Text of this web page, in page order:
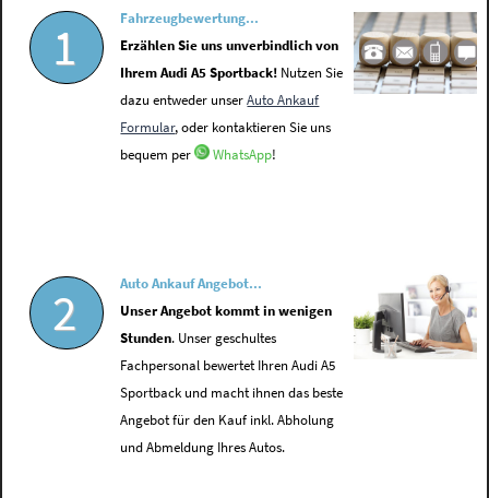
1
Fahrzeugbewertung...
Erzählen Sie uns unverbindlich von
Ihrem Audi A5 Sportback! Nutzen Sie
dazu entweder unserAuto Ankauf
Formular, oder kontaktieren Sie uns
bequem per
WhatsApp!
2
Auto Ankauf Angebot...
Unser Angebot kommt in wenigen
Stunden. Unser geschultes
Fachpersonal bewertet Ihren Audi A5
Sportback und macht ihnen das beste
Angebot für den Kauf inkl. Abholung
und Abmeldung Ihres Autos.